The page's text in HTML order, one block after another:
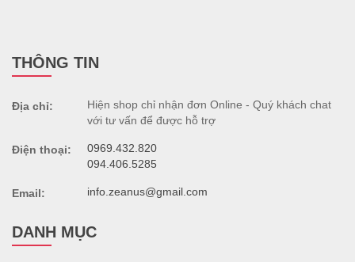
THÔNG TIN
Địa chỉ:
Hiện shop chỉ nhận đơn Online - Quý khách chat
với tư vấn để được hỗ trợ
Điện thoại:
0969.432.820
094.406.5285
Email: info.zeanus@gmail.com
DANH MỤC